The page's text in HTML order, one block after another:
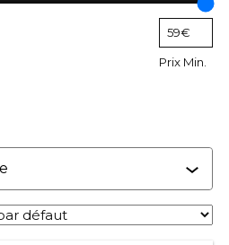
Prix Min.